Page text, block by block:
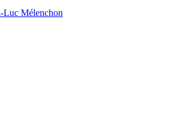
Luc Mélenchon